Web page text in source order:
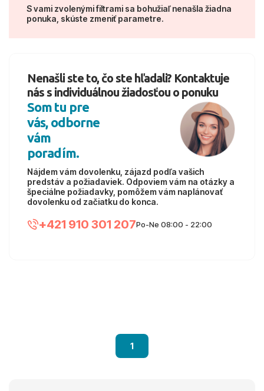
S vami zvolenými filtrami sa bohužiaľ nenašla žiadna
ponuka, skúste zmeniť parametre.
Nenašli ste to, čo ste hľadali? Kontaktuje
nás s individuálnou žiadosťou o ponuku
Som tu pre
vás, odborne
vám
poradím.
Nájdem vám dovolenku, zájazd podľa vašich
predstáv a požiadaviek. Odpoviem vám na otázky a
špeciálne požiadavky, pomôžem vám naplánovať
dovolenku od začiatku do konca.
+421 910 301 207Po-Ne 08:00 - 22:00
1